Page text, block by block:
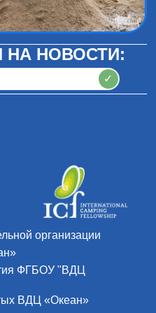
НА НОВОСТИ:
✓
организации
ФГБОУ "ВДЦ
ВДЦ «Океан»